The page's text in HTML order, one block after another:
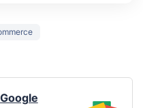
Google